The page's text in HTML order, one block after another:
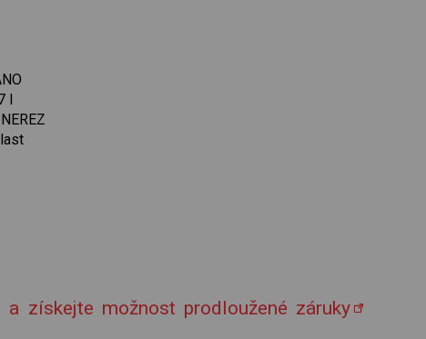
l
a získejte možnost prodloužené záruky